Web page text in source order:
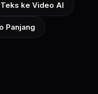
Teks ke Video AI
Panjang